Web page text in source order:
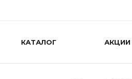
КАТАЛОГ АКЦИИ